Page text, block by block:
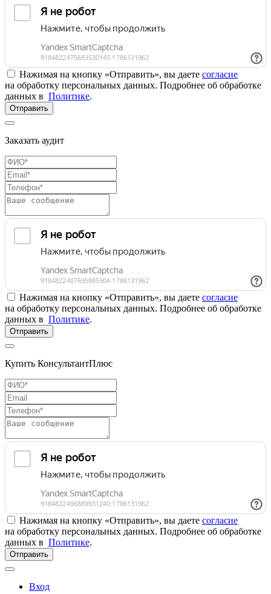
Нажимая на кнопку «Отправить», вы даете согласие
на обработку персональных данных. Подробнее об обработке
данных в Политике.
Отправить
Заказать аудит
Нажимая на кнопку «Отправить», вы даете согласие
на обработку персональных данных. Подробнее об обработке
данных в Политике.
Отправить
Купить КонсультантПлюс
Нажимая на кнопку «Отправить», вы даете согласие
на обработку персональных данных. Подробнее об обработке
данных в Политике.
Отправить
Вход